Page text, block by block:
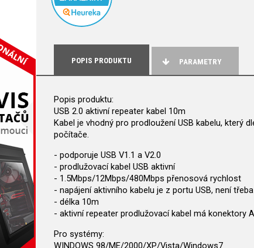
POPIS PRODUKTU PARAMETRY
Popis produktu:
USB 2.0 aktivní repeater kabel 10m
Kabel je vhodný pro prodloužení USB kabelu, který
počítače.
- podporuje USB V1.1 a V2.0
- prodlužovací kabel USB aktivní
- 1.5Mbps/12Mbps/480Mbps přenosová rychlost
- napájení aktivního kabelu je z portu USB, není
- délka 10m
- aktivní repeater prodlužovací kabel má
Pro systémy:
WINDOWS 98/ME/2000/XP/Vista/Windows7